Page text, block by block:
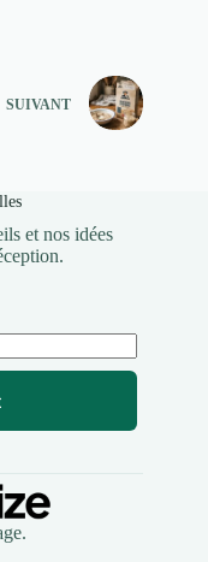
SUIVANT
et nos idées